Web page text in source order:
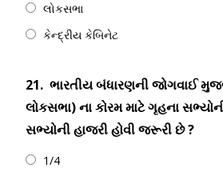
લોકસભા
કેન્દ્રીય કેબિનેટ
21. ભારતીય બંધારણની જોગવાઈ
લોકસભા) ના કોરમ માટે ગૃહના
સભ્યોની હાજરી હોવી જરૂરી છે ?
1/4